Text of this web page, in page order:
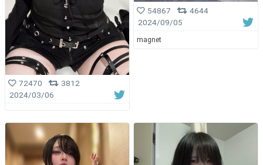
72470
3812
2024/03/06
54867
4644
2024/09/05
magnet